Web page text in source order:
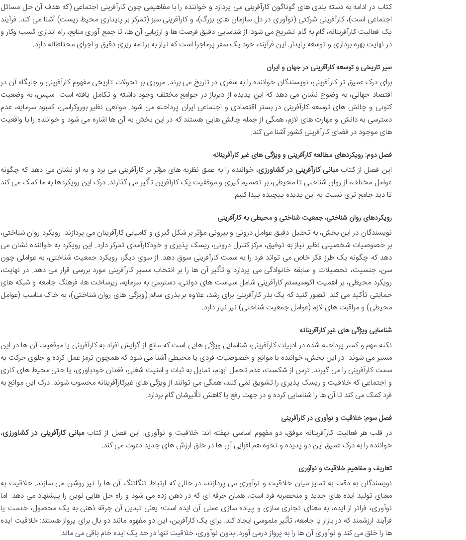
کتاب در ادامه به دسته بندی های گوناگون کارآفرینی می پردازد و خواننده را با مفاهیمی چون کارآفرینی اجتماعی (که هدف آن حل مسائل
اجتماعی است)، کارآفرینی شرکتی (نوآوری در دل سازمان های بزرگ)، و کارآفرینی سبز (تمرکز بر پایداری محیط زیست) آشنا می کند. فرآیند
یک فعالیت کارآفرینانه، گام به گام تشریح می شود: از شناسایی دقیق فرصت ها و ارزیابی آن ها، تا جمع آوری منابع، راه اندازی کسب وکار و
در نهایت بهره برداری و توسعه پایدار. این فرآیند، خود یک سفر پرماجرا است که نیاز به برنامه ریزی دقیق و اجرای محتاطانه دارد.
سیر تاریخی و توسعه کارآفرینی در جهان و ایران
برای درک عمیق تر کارآفرینی، نویسندگان خواننده را به سفری در تاریخ می برند. مروری بر تحولات تاریخی مفهوم کارآفرینی و جایگاه آن در
اقتصاد جهانی، به وضوح نشان می دهد که این پدیده از دیرباز در جوامع مختلف وجود داشته و تکامل یافته است. سپس، به وضعیت
کنونی و چالش های توسعه کارآفرینی در بستر اقتصادی و اجتماعی ایران پرداخته می شود. موانعی نظیر بوروکراسی، کمبود سرمایه، عدم
دسترسی به دانش و مهارت های لازم، همگی از جمله چالش هایی هستند که در این بخش به آن ها اشاره می شود و خواننده را با واقعیت
های موجود در فضای کارآفرینی کشور آشنا می کند.
فصل دوم: رویکردهای مطالعه کارآفرینی و ویژگی های غیر کارآفرینانه
این فصل از کتابمبانی کارآفرینی در کشاورزی، خواننده را به عمق نظریه های مؤثر بر کارآفرینی می برد و به او نشان می دهد که چگونه
عوامل مختلف، از روان شناختی تا محیطی، بر تصمیم گیری و موفقیت یک کارآفرین تأثیر می گذارند. درک این رویکردها به ما کمک می کند
تا دید جامع تری نسبت به این پدیده پیچیده پیدا کنیم.
رویکردهای روان شناختی، جمعیت شناختی و محیطی به کارآفرینی
نویسندگان در این بخش، به تحلیل دقیق عوامل درونی و بیرونی مؤثر بر شکل گیری و کامیابی کارآفرینان می پردازند. رویکرد روان شناختی،
بر خصوصیات شخصیتی نظیر نیاز به توفیق، مرکز کنترل درونی، ریسک پذیری و خودکارآمدی تمرکز دارد. این رویکرد به خواننده نشان می
دهد که چگونه یک طرز فکر خاص می تواند فرد را به سمت کارآفرینی سوق دهد. از سوی دیگر، رویکرد جمعیت شناختی، به عواملی چون
سن، جنسیت، تحصیلات و سابقه خانوادگی می پردازد و تأثیر آن ها را بر انتخاب مسیر کارآفرینی مورد بررسی قرار می دهد. در نهایت،
رویکرد محیطی، بر اهمیت اکوسیستم کارآفرینی شامل سیاست های دولتی، دسترسی به سرمایه، زیرساخت ها، فرهنگ جامعه و شبکه های
حمایتی تأکید می کند. تصور کنید که یک بذر کارآفرینی برای رشد، علاوه بر بذری سالم (ویژگی های روان شناختی)، به خاک مناسب (عوامل
محیطی) و مراقبت های لازم (عوامل جمعیت شناختی) نیز نیاز دارد.
شناسایی ویژگی های غیر کارآفرینانه
نکته مهم و کمتر پرداخته شده در ادبیات کارآفرینی، شناسایی ویژگی هایی است که مانع از گرایش افراد به کارآفرینی یا موفقیت آن ها در این
مسیر می شوند. در این بخش، خواننده با موانع و خصوصیات فردی یا محیطی آشنا می شود که همچون ترمز عمل کرده و جلوی حرکت به
سمت کارآفرینی را می گیرند. ترس از شکست، عدم تحمل ابهام، تمایل به ثبات و امنیت شغلی، فقدان خودباوری، یا حتی محیط های کاری
و اجتماعی که خلاقیت و ریسک پذیری را تشویق نمی کنند، همگی می توانند از ویژگی های غیرکارآفرینانه محسوب شوند. درک این موانع به
فرد کمک می کند تا آن ها را شناسایی کرده و در جهت رفع یا کاهش تأثیرشان گام بردارد.
فصل سوم: خلاقیت و نوآوری در کارآفرینی
در قلب هر فعالیت کارآفرینانه موفق، دو مفهوم اساسی نهفته اند: خلاقیت و نوآوری. این فصل از کتابمبانی کارآفرینی در کشاورزی،
خواننده را به درک عمیق این دو پدیده و نحوه هم افزایی آن ها در خلق ارزش های جدید دعوت می کند.
تعاریف و مفاهیم خلاقیت و نوآوری
نویسندگان به دقت به تمایز میان خلاقیت و نوآوری می پردازند، در حالی که ارتباط تنگاتنگ آن ها را نیز روشن می سازند. خلاقیت به
معنای تولید ایده های جدید و منحصربه فرد است، همان جرقه ای که در ذهن زده می شود و راه حل هایی نوین را پیشنهاد می دهد. اما
نوآوری، فراتر از ایده، به معنای تجاری سازی و پیاده سازی عملی آن ایده است؛ یعنی تبدیل آن جرقه ذهنی به یک محصول، خدمت یا
فرآیند ارزشمند که در بازار یا جامعه، تأثیر ملموسی ایجاد کند. برای یک کارآفرین، این دو مفهوم مانند دو بال برای پرواز هستند: خلاقیت ایده
ها را خلق می کند و نوآوری آن ها را به پرواز درمی آورد. بدون نوآوری، خلاقیت تنها در حد یک ایده خام باقی می ماند.